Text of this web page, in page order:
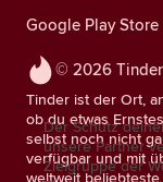
© 2026
Tinder ist der Ort,
ob du etwas
selbst noch nicht
verfügbar und mit
weltweit
Google Play Store
Der Schutz
unsere Partner
Zielgruppe der